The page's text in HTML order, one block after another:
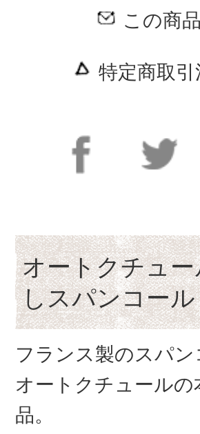
この商
特定商取
オートクチュ
しスパンコール
フランス製のスパ
オートクチュール
品。